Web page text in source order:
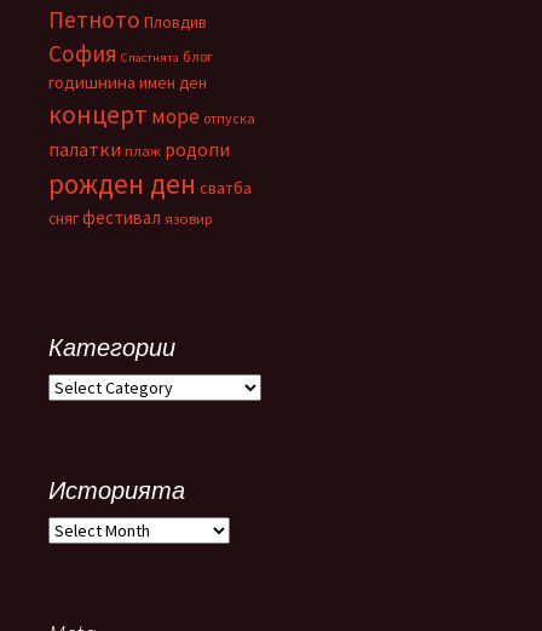
Петното Пловдив
София Спастнята блог
годишнина имен ден
концерт море отпуска
палатки плаж родопи
рожден ден сватба
снягфестивал язовир
Категории
Категории
Историята
Историята